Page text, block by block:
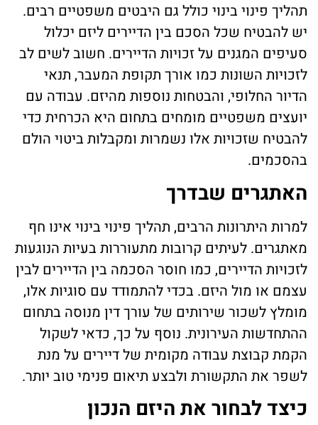
תהליך פינוי בינוי כולל גם היבטים משפטיים רבים.
יש להבטיח שכל הסכם בין הדיירים ליזם יכלול
סעיפים המגנים על זכויות הדיירים. חשוב לשים לב
לזכויות השונות כמו אורך תקופת המעבר, תנאי
הדיור החלופי, והבטחות נוספות מהיזם. עבודה עם
יועצים משפטיים מומחים בתחום היא הכרחית כדי
להבטיח שזכויות אלו נשמרות ומקבלות ביטוי הולם
בהסכמים.
האתגרים שבדרך
למרות היתרונות הרבים, תהליך פינוי בינוי אינו חף
מאתגרים. לעיתים קרובות מתעוררות בעיות הנוגעות
לזכויות הדיירים, כמו חוסר הסכמה בין הדיירים לבין
עצמם או מול היזם. בכדי להתמודד עם סוגיות אלו,
מומלץ לשכור שירותים של עורך דין מנוסה בתחום
ההתחדשות העירונית. נוסף על כך, כדאי לשקול
הקמת קבוצת עבודה מקומית של דיירים על מנת
לשפר את התקשורת ולבצע תיאום פנימי טוב יותר.
כיצד לבחור את היזם הנכון